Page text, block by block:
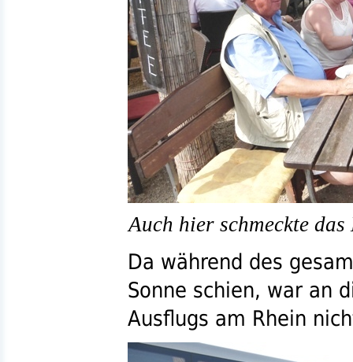
Auch hier schmeckte das
Da während des
Sonne schien, war an
Ausflugs am Rhein